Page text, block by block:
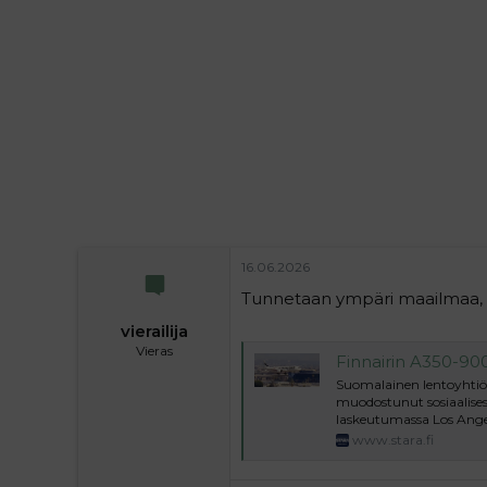
vierailija
Vieras
16.06.2026
Tunnetaan ympäri maailmaa,
Finnairin A350-
Suomalainen
muodostunut
laskeutumassa Los
www.stara.fi